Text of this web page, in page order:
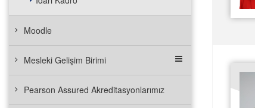
Moodle
Mesleki Gelişim Birimi
Pearson Assured Akreditasyonlarımız